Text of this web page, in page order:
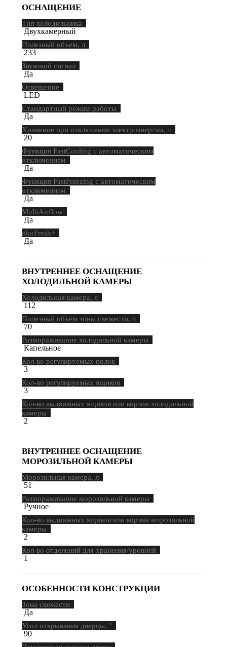
ОСНАЩЕНИЕ
Тип холодильника
Двухкамерный
Полезный объем, л
233
Звуковой сигнал
Да
Освещение
LED
Стандартный режим работы
Да
Хранение при отключении электроэнергии, ч
20
Функция FastCooling с автоматическим
отключением
Да
Функция FastFreezing с автоматическим
отключением
Да
MultiAirflow
Да
ökoFresh+
Да
ВНУТРЕННЕЕ ОСНАЩЕНИЕ
ХОЛОДИЛЬНОЙ КАМЕРЫ
Холодильная камера, л
112
Полезный объем зоны свежести, л
70
Размораживание холодильной камеры
Капельное
Кол-во регулируемых полок
3
Кол-во регулируемых ящиков
3
Кол-во выдвижных ящиков или корзин холодильной
камеры
2
ВНУТРЕННЕЕ ОСНАЩЕНИЕ
МОРОЗИЛЬНОЙ КАМЕРЫ
Морозильная камера, л
51
Размораживание морозильной камеры
Ручное
Кол-во выдвижных ящиков или корзин морозильной
камеры
2
Кол-во отделений для хранения/уровней
1
ОСОБЕННОСТИ КОНСТРУКЦИИ
Зона свежести
Да
Угол открывания дверцы, °
90